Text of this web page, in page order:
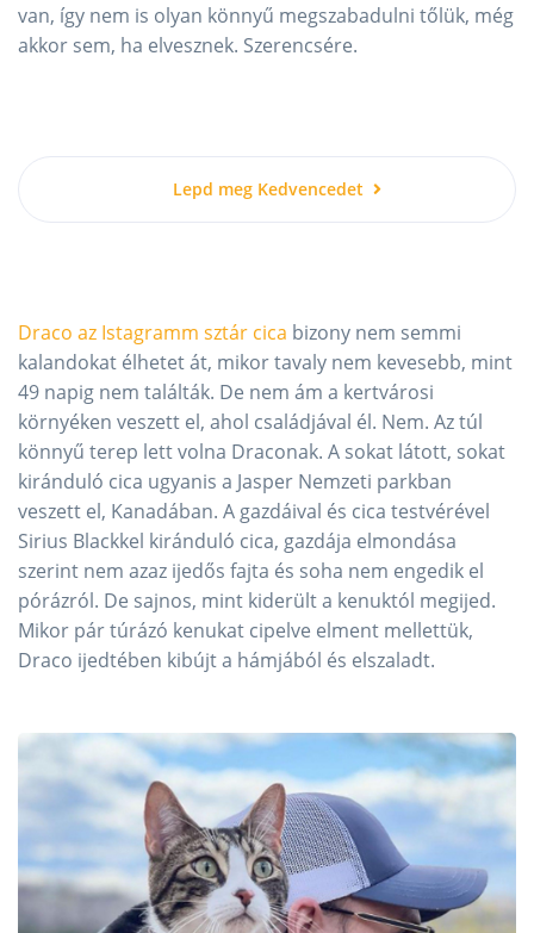
van, így nem is olyan könnyű megszabadulni tőlük, még
akkor sem, ha elvesznek. Szerencsére.
Lepd meg Kedvencedet
Draco az Istagramm sztár cica bizony nem semmi
kalandokat élhetet át, mikor tavaly nem kevesebb, mint
49 napig nem találták. De nem ám a kertvárosi
környéken veszett el, ahol családjával él. Nem. Az túl
könnyű terep lett volna Draconak. A sokat látott, sokat
kiránduló cica ugyanis a Jasper Nemzeti parkban
veszett el, Kanadában. A gazdáival és cica testvérével
Sirius Blackkel kiránduló cica, gazdája elmondása
szerint nem azaz ijedős fajta és soha nem engedik el
pórázról. De sajnos, mint kiderült a kenuktól megijed.
Mikor pár túrázó kenukat cipelve elment mellettük,
Draco ijedtében kibújt a hámjából és elszaladt.